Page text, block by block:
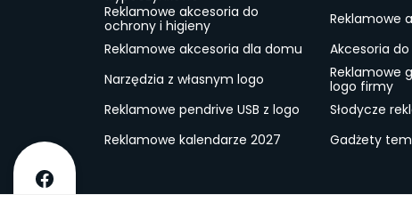
Reklamowe akcesoria do
ochrony i higieny
Reklamowe
Reklamowe akcesoria dla domu
Akcesoria
Narzędzia z własnym logo
Reklamowe
logo firmy
Reklamowe pendrive USB z logo
Słodycze
Reklamowe kalendarze 2027
Gadżety